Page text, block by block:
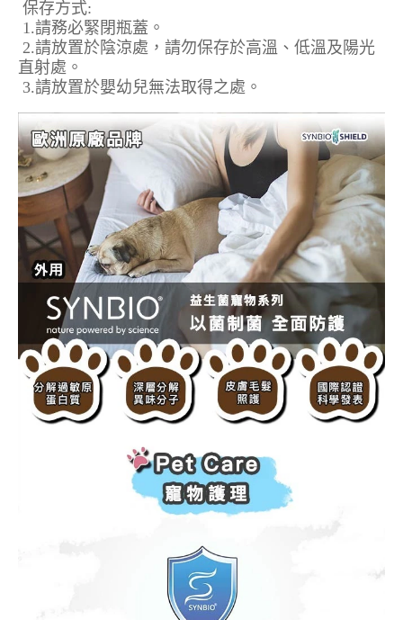
保存方式:
1.請務必緊閉瓶蓋。
2.請放置於陰涼處，請勿保存於高溫、低溫及陽光
直射處。
3.請放置於嬰幼兒無法取得之處。